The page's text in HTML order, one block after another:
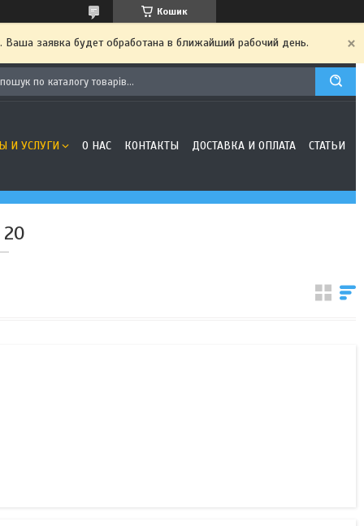
Кошик
заявка будет обработана в ближайший рабочий день.
И УСЛУГИ О НАС КОНТАКТЫ ДОСТАВКА И ОПЛАТА СТАТЬИ